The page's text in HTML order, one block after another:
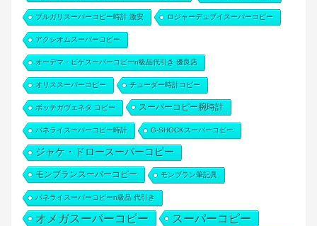
ブルガリスーパーコピー時計 激安 ロジャーデュブイスーパーコピー
アクシオムスーパーコピー
オーデマ・ピゲスーパーコピーn級品代引き 優良店
オリススーパーコピー チューダー時計コピー
ボッテガヴェネタ コピー スーパーコピー腕時計
パネライスーパーコピー時計 G-SHOCKスーパーコピー
ジャケ・ドロースーパーコピー
モンブランスーパーコピー モンブラン筆記具
パネライスーパーコピーn級品 代引き
オメガスーパーコピー スーパーコピー